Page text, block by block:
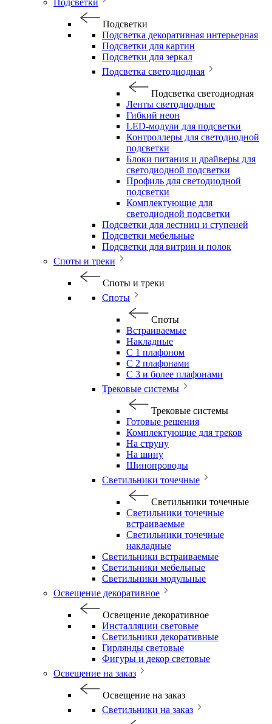
Подсветки
Подсветки
Подсветка декоративная интерьерная
Подсветки для картин
Подсветки для зеркал
Подсветка светодиодная
Подсветка светодиодная
Ленты светодиодные
Гибкий неон
LED-модули для подсветки
Контроллеры для светодиодной
подсветки
Блоки питания и драйверы для
светодиодной подсветки
Профиль для светодиодной
подсветки
Комплектующие для
светодиодной подсветки
Подсветки для лестниц и ступеней
Подсветки мебельные
Подсветки для витрин и полок
Споты и треки
Споты и треки
Споты
Споты
Встраиваемые
Накладные
С 1 плафоном
С 2 плафонами
С 3 и более плафонами
Трековые системы
Трековые системы
Готовые решения
Комплектующие для треков
На струну
На шину
Шинопроводы
Светильники точечные
Светильники точечные
Светильники точечные
встраиваемые
Светильники точечные
накладные
Светильники встраиваемые
Светильники мебельные
Светильники модульные
Освещение декоративное
Освещение декоративное
Инсталляции световые
Светильники декоративные
Гирлянды световые
Фигуры и декор световые
Освещение на заказ
Освещение на заказ
Светильники на заказ